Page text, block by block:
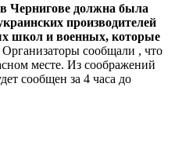
Чернигове должна была
производителей
школ и военных, которые
Организаторы сообщали , что
месте. Из соображений
сообщен за 4 часа до